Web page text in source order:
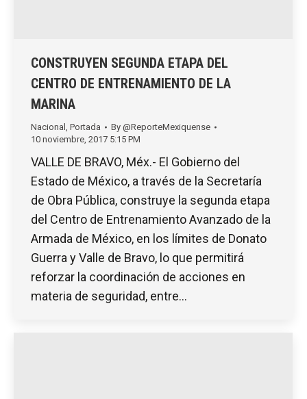
CONSTRUYEN SEGUNDA ETAPA DEL
CENTRO DE ENTRENAMIENTO DE LA
MARINA
Nacional Portada By @ReporteMexiquense
10 noviembre, 2017 5:15 PM
VALLE DE BRAVO, Méx.- El Gobierno del
Estado de México, a través de la Secretaría
de Obra Pública, construye la segunda etapa
del Centro de Entrenamiento Avanzado de la
Armada de México, en los límites de Donato
Guerra y Valle de Bravo, lo que permitirá
reforzar la coordinación de acciones en
materia de seguridad, entre…